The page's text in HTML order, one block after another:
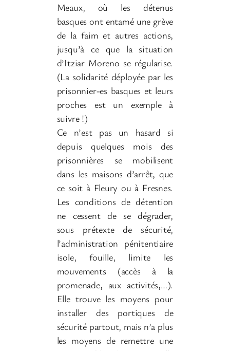
Meaux, où les détenus
basques ont entamé une grève
de la faim et autres actions,
jusqu’à ce que la situation
d’Itziar Moreno se régularise.
(La solidarité déployée par les
prisonnier-es basques et leurs
proches est un exemple à
suivre !)
Ce n’est pas un hasard si
depuis quelques mois des
prisonnières se mobilisent
dans les maisons d’arrêt, que
ce soit à Fleury ou à Fresnes.
Les conditions de détention
ne cessent de se dégrader,
sous prétexte de sécurité,
l’administration pénitentiaire
isole, fouille, limite les
mouvements (accès à la
promenade, aux activités,…).
Elle trouve les moyens pour
installer des portiques de
sécurité partout, mais n’a plus
les moyens de remettre une